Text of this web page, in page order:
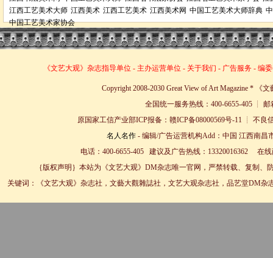
江西工艺美术大师 江西美术 江西工艺美术 江西美术网 中国工艺美术大师辞典
中国工艺美术家协会
《文艺大观》杂志指导单位 - 主办运营单位 - 关于我们 - 广告服务 - 编
Copyright 2008-2030 Great View of Art Magazine * 《
全国统一服务热线：400-6655-405 ┊ 邮
原国家工信产业部ICP报备：赣ICP备08000569号-11 ┊ 不
名人名作- 编辑/广告运营机构Add：中国 江西南昌
电话：400-6655-405 建议及广告热线：13320016362 在
｛版权声明｝本站为《文艺大观》DM杂志唯一官网，严禁转载、复制
关键词：《文艺大观》杂志社，文藝大觀雜誌社，文艺大观杂志社，品艺堂DM